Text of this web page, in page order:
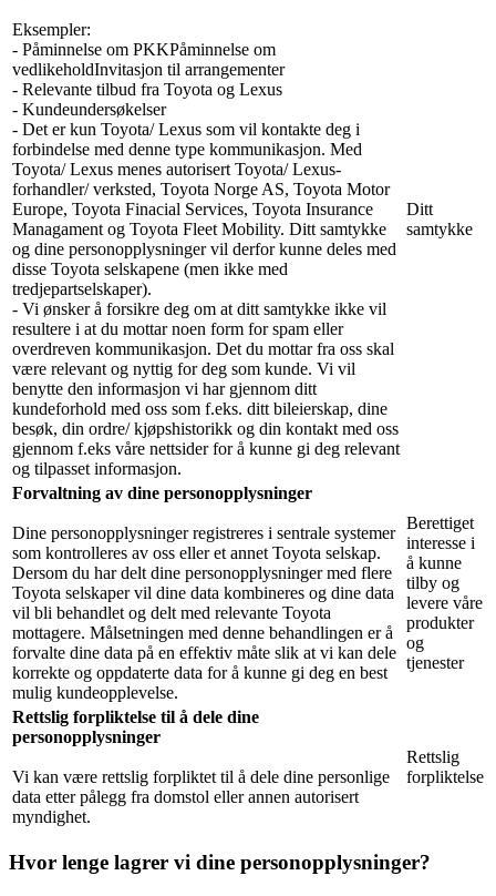
Eksempler:
- Påminnelse om PKKPåminnelse om
vedlikeholdInvitasjon til arrangementer
- Relevante tilbud fra Toyota og Lexus
- Kundeundersøkelser
- Det er kun Toyota/ Lexus som vil kontakte deg i
forbindelse med denne type kommunikasjon. Med
Toyota/ Lexus menes autorisert Toyota/ Lexus-
forhandler/ verksted, Toyota Norge AS, Toyota Motor
Europe, Toyota Finacial Services, Toyota Insurance
Managament og Toyota Fleet Mobility. Ditt samtykke
og dine personopplysninger vil derfor kunne deles med
disse Toyota selskapene (men ikke med
tredjepartselskaper).
- Vi ønsker å forsikre deg om at ditt samtykke ikke vil
resultere i at du mottar noen form for spam eller
overdreven kommunikasjon. Det du mottar fra oss skal
være relevant og nyttig for deg som kunde. Vi vil
benytte den informasjon vi har gjennom ditt
kundeforhold med oss som f.eks. ditt bileierskap, dine
besøk, din ordre/ kjøpshistorikk og din kontakt med oss
gjennom f.eks våre nettsider for å kunne gi deg relevant
og tilpasset informasjon.
Ditt
samtykke
Forvaltning av dine personopplysninger
Dine personopplysninger registreres i sentrale systemer
som kontrolleres av oss eller et annet Toyota selskap.
Dersom du har delt dine personopplysninger med flere
Toyota selskaper vil dine data kombineres og dine data
vil bli behandlet og delt med relevante Toyota
mottagere. Målsetningen med denne behandlingen er å
forvalte dine data på en effektiv måte slik at vi kan dele
korrekte og oppdaterte data for å kunne gi deg en best
mulig kundeopplevelse.
Berettiget
interesse i
å kunne
tilby og
levere våre
produkter
og
tjenester
Rettslig forpliktelse til å dele dine
personopplysninger
Vi kan være rettslig forpliktet til å dele dine personlige
data etter pålegg fra domstol eller annen autorisert
myndighet.
Rettslig
forpliktelse
Hvor lenge lagrer vi dine personopplysninger?